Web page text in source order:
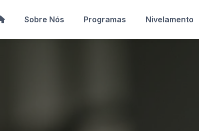
Sobre Nós Programas Nivelamento